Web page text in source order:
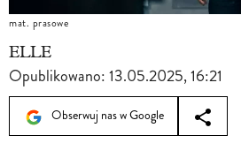
mat. prasowe
ELLE
Opublikowano:13.05.2025, 16:21
Obserwuj nas w Google